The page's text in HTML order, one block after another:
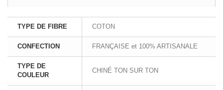
TYPE DE FIBRE COTON
CONFECTION FRANÇAISE et 100% ARTISANALE
TYPE DE
COULEUR
CHINÉ TON SUR TON